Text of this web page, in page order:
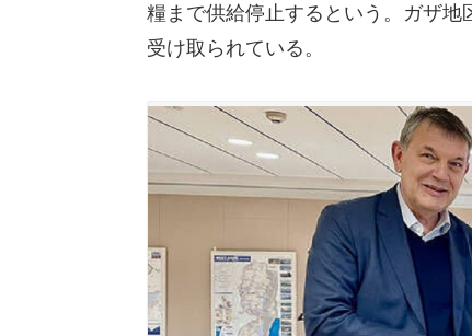
糧まで供給停止するという。ガザ地
受け取られている。